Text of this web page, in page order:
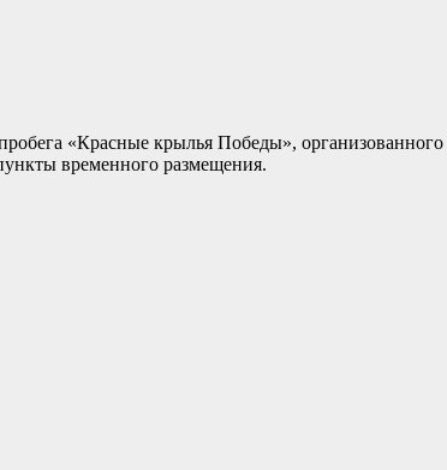
«Красные крылья Победы»,
временного размещения.